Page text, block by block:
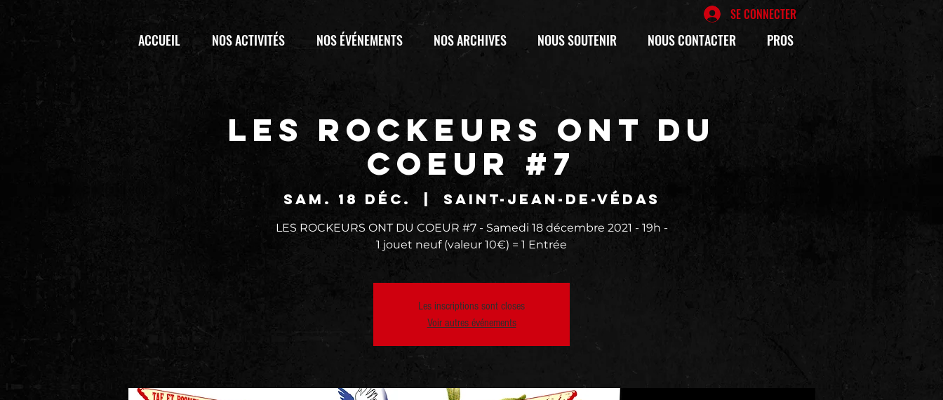
SE CONNECTER
ACCUEIL NOS ACTIVITÉS NOS ÉVÉNEMENTS NOS ARCHIVES NOUS SOUTENIR NOUS CONTACTER PROS
LES ROCKEURS ONT DU
COEUR #7
sam. 18 déc. Saint-Jean-de-Védas
LES ROCKEURS ONT DU COEUR #7 - Samedi 18 décembre 2021 - 19h -
1 jouet neuf (valeur 10€) = 1 Entrée
Les inscriptions sont closes
Voir autres événements